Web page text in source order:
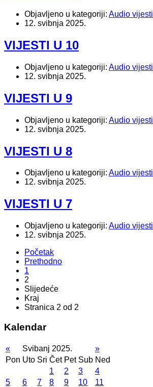
Objavljeno u kategoriji: Audio vijesti
12. svibnja 2025.
VIJESTI U 10
Objavljeno u kategoriji: Audio vijesti
12. svibnja 2025.
VIJESTI U 9
Objavljeno u kategoriji: Audio vijesti
12. svibnja 2025.
VIJESTI U 8
Objavljeno u kategoriji: Audio vijesti
12. svibnja 2025.
VIJESTI U 7
Objavljeno u kategoriji: Audio vijesti
12. svibnja 2025.
Početak
Prethodno
1
2
Slijedeće
Kraj
Stranica 2 od 2
Kalendar
« Svibanj 2025.
»
Pon Uto Sri Čet Pet Sub Ned
1
2 3
4
5
6 7 8 9 10
11